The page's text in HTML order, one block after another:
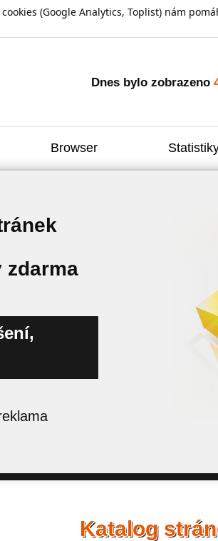
(Google Analytics, Toplist) nám
Dnes bylo zobrazeno
Browser
zdarma
Katalog